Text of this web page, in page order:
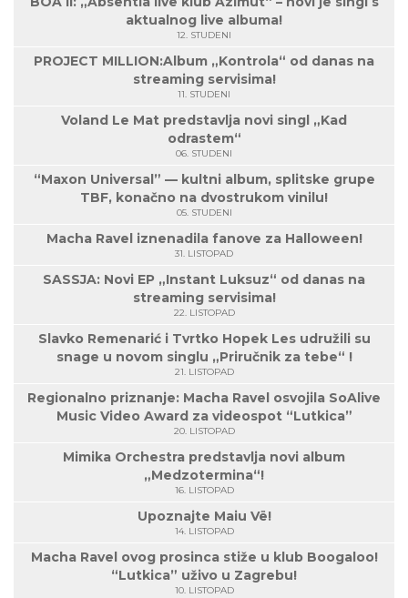
aktualnog live albuma!
12. STUDENI
PROJECT MILLION:Album „Kontrola“ od danas na
streaming servisima!
11. STUDENI
Voland Le Mat predstavlja novi singl „Kad
odrastem“
06. STUDENI
“Maxon Universal” — kultni album, splitske grupe
TBF, konačno na dvostrukom vinilu!
05. STUDENI
Macha Ravel iznenadila fanove za Halloween!
31. LISTOPAD
SASSJA: Novi EP „Instant Luksuz“ od danas na
streaming servisima!
22. LISTOPAD
Slavko Remenarić i Tvrtko Hopek Les udružili su
snage u novom singlu „Priručnik za tebe“ !
21. LISTOPAD
Regionalno priznanje: Macha Ravel osvojila SoAlive
Music Video Award za videospot “Lutkica”
20. LISTOPAD
Mimika Orchestra predstavlja novi album
„Medzotermina“!
16. LISTOPAD
Upoznajte Maiu Vë!
14. LISTOPAD
Macha Ravel ovog prosinca stiže u klub Boogaloo!
“Lutkica” uživo u Zagrebu!
10. LISTOPAD